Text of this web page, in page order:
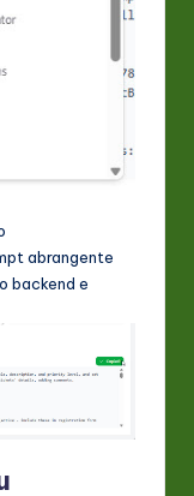
abrangente
backend e